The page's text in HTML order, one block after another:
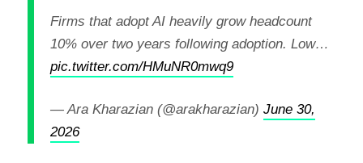
Firms that adopt AI heavily grow headcount
10% over two years following adoption. Low…
pic.twitter.com/HMuNR0mwq9
— Ara Kharazian (@arakharazian) June 30,
2026